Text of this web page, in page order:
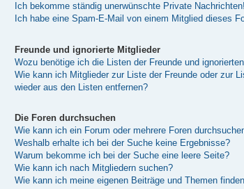
Ich bekomme ständig unerwünschte Private Nachrichten!
Ich habe eine Spam-E-Mail von einem Mitglied dieses
Freunde und ignorierte Mitglieder
Wozu benötige ich die Listen der Freunde und
Wie kann ich Mitglieder zur Liste der Freunde oder zur
wieder aus den Listen entfernen?
Die Foren durchsuchen
Wie kann ich ein Forum oder mehrere Foren
Weshalb erhalte ich bei der Suche keine Ergebnisse?
Warum bekomme ich bei der Suche eine leere Seite?
Wie kann ich nach Mitgliedern suchen?
Wie kann ich meine eigenen Beiträge und Themen